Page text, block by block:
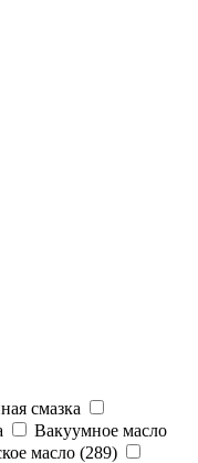
смазка
Вакуумное масло
масло (289)